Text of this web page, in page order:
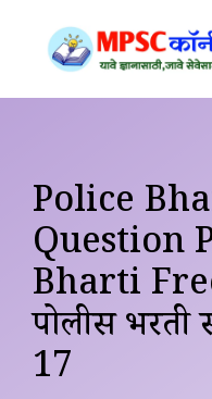
content
Police
Question
Bharti
पोलीस भरती
17